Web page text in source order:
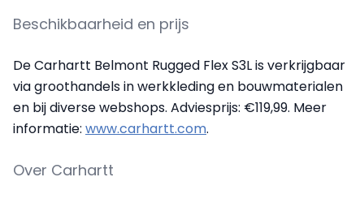
Beschikbaarheid en prijs
De Carhartt Belmont Rugged Flex S3L is verkrijgbaar
via groothandels in werkkleding en bouwmaterialen
en bij diverse webshops. Adviesprijs: €119,99. Meer
informatie: www.carhartt.com.
Over Carhartt